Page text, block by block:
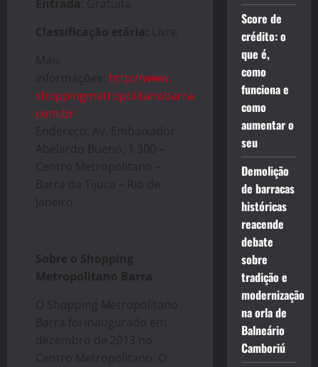
Entrada : Gratuita
Classificação etária: Livre
Mais
informações: http://www.
shoppingmetropolitanobarra.
com.br
Endereço: Av. Embaixador
Abelardo Bueno, 1.300 –
Centro Metropolitano –
Barra da Tijuca – Rio de
Janeiro
Sobre o Shopping
Metropolitano Barra
O Shopping Metropolitano
Barra foi inaugurado em
dezembro de 2013 no
Centro Metropolitano. O
Score de
crédito: o
que é,
como
funciona e
como
aumentar o
seu
Demolição
de barracas
históricas
reacende
debate
sobre
tradição e
modernização
na orla de
Balneário
Camboriú